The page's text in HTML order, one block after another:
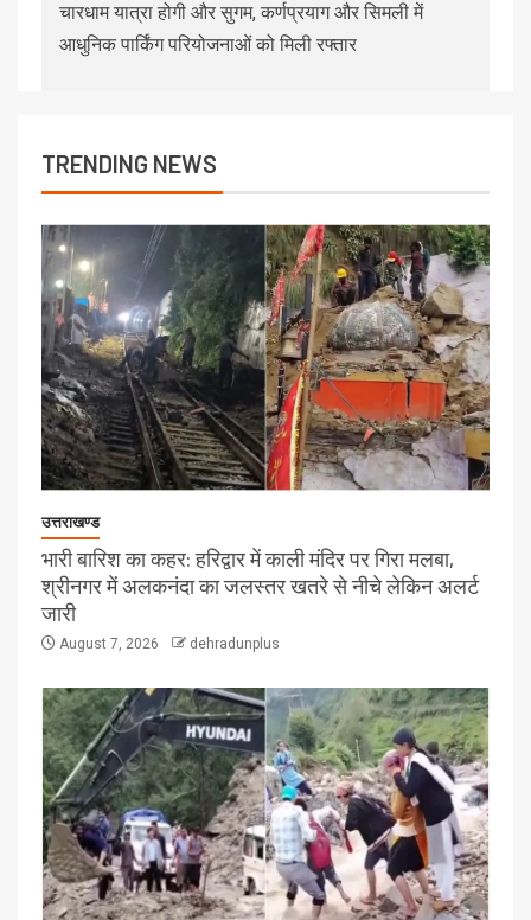
चारधाम यात्रा होगी और सुगम, कर्णप्रयाग और सिमली में
आधुनिक पार्किंग परियोजनाओं को मिली रफ्तार
TRENDING NEWS
उत्तराखण्ड
भारी बारिश का कहर: हरिद्वार में काली मंदिर पर गिरा मलबा,
श्रीनगर में अलकनंदा का जलस्तर खतरे से नीचे लेकिन अलर्ट
जारी
August 7, 2026 dehradunplus